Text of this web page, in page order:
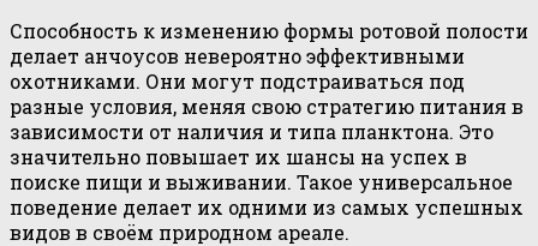
Способность к изменению формы ротовой полости
делает анчоусов невероятно эффективными
охотниками. Они могут подстраиваться под
разные условия, меняя свою стратегию питания в
зависимости от наличия и типа планктона. Это
значительно повышает их шансы на успех в
поиске пищи и выживании. Такое универсальное
поведение делает их одними из самых успешных
видов в своём природном ареале.